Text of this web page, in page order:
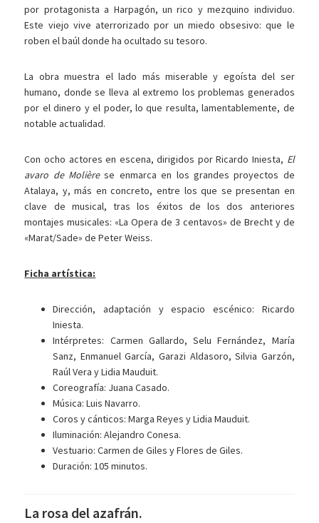
por protagonista a Harpagón, un rico y mezquino individuo.
Este viejo vive aterrorizado por un miedo obsesivo: que le
roben el baúl donde ha ocultado su tesoro.
La obra muestra el lado más miserable y egoísta del ser
humano, donde se lleva al extremo los problemas generados
por el dinero y el poder, lo que resulta, lamentablemente, de
notable actualidad.
Con ocho actores en escena, dirigidos por Ricardo Iniesta, El
avaro de Molièrese enmarca en los grandes proyectos de
Atalaya, y, más en concreto, entre los que se presentan en
clave de musical, tras los éxitos de los dos anteriores
montajes musicales: «La Opera de 3 centavos» de Brecht y de
«Marat/Sade» de Peter Weiss.
Ficha artística:
Dirección, adaptación y espacio escénico: Ricardo
Iniesta.
Intérpretes: Carmen Gallardo, Selu Fernández, María
Sanz, Enmanuel García, Garazi Aldasoro, Silvia Garzón,
Raúl Vera y Lidia Mauduit.
Coreografía: Juana Casado.
Música: Luis Navarro.
Coros y cánticos: Marga Reyes y Lidia Mauduit.
Iluminación: Alejandro Conesa.
Vestuario: Carmen de Giles y Flores de Giles.
Duración: 105 minutos.
La rosa del azafrán.